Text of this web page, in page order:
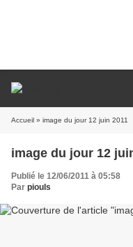
Accueil » image du jour 12 juin 2011
image du jour 12
Publié le 12/06/2011 à 05:58
Par piouls